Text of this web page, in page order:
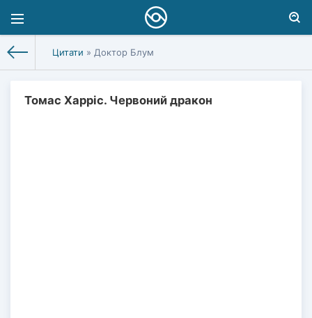
Цитати » Доктор Блум
Томас Харріс. Червоний дракон